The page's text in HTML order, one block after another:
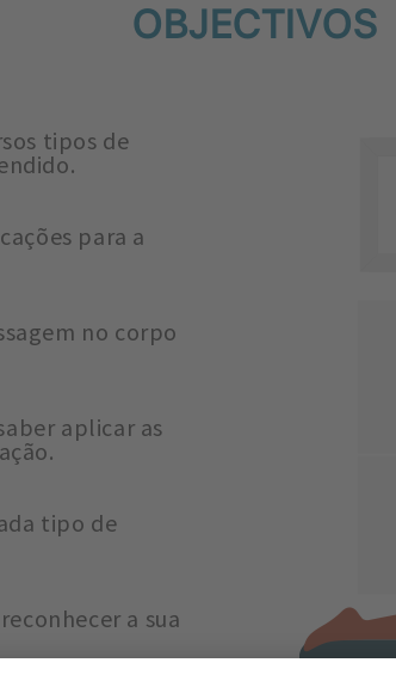
OBJECTIVOS
tipos de
para a
no corpo
aplicar as
tipo de
a sua